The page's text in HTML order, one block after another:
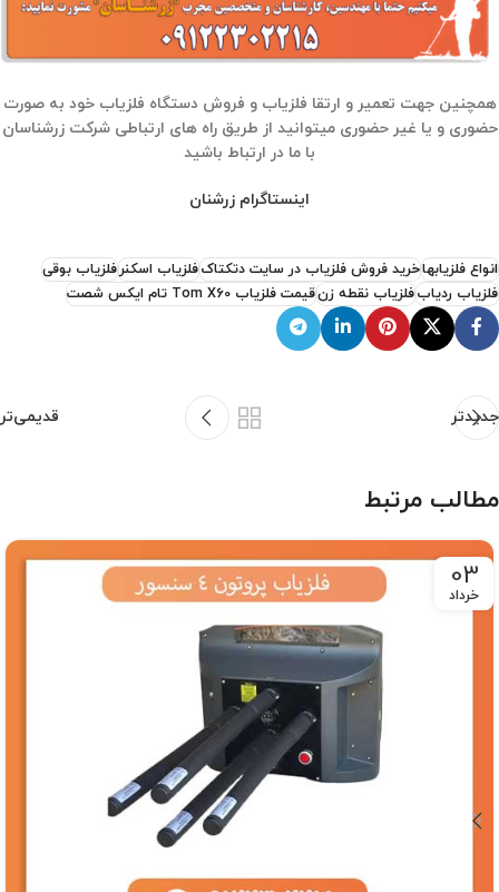
همچنین جهت تعمیر و ارتقا فلزیاب و فروش دستگاه فلزیاب خود به صورت
حضوری و یا غیر حضوری میتوانید از طریق راه های ارتباطی شرکت زرشناسان
با ما در ارتباط باشید
اینستاگرام زرشنان
انواع فلزیابهاخرید فروش فلزیاب در سایت دتکتاکفلزیاب اسکنرفلزیاب بوقی
فلزیاب ردیابفلزیاب نقطه زنقیمت فلزیاب Tom X60 تام ایکس شصت
جدیدتر قدیمی‌تر
مطالب مرتبط
03
خرداد